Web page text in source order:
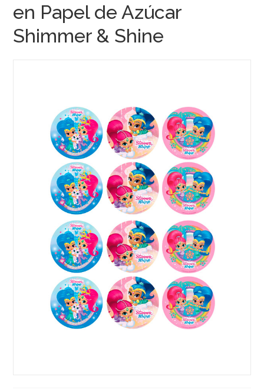
en Papel de Azúcar
Shimmer & Shine